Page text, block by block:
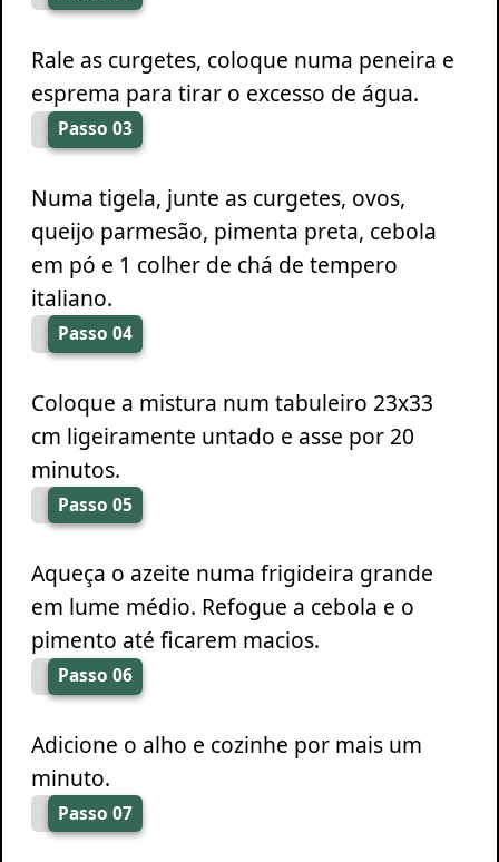
Rale as curgetes, coloque numa peneira e
esprema para tirar o excesso de água.
Passo 03
Numa tigela, junte as curgetes, ovos,
queijo parmesão, pimenta preta, cebola
em pó e 1 colher de chá de tempero
italiano.
Passo 04
Coloque a mistura num tabuleiro 23x33
cm ligeiramente untado e asse por 20
minutos.
Passo 05
Aqueça o azeite numa frigideira grande
em lume médio. Refogue a cebola e o
pimento até ficarem macios.
Passo 06
Adicione o alho e cozinhe por mais um
minuto.
Passo 07